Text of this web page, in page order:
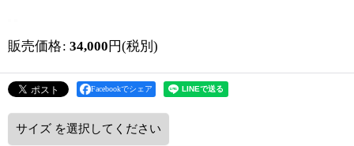
販売価格: 34,000 円(税別)
Facebookでシェア
サイズ を選択してください